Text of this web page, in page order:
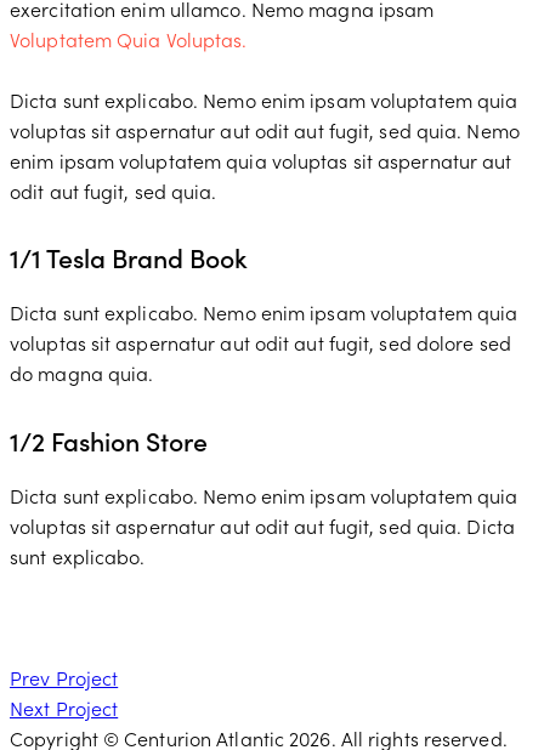
exercitation enim ullamco. Nemo magna ipsam
Voluptatem Quia Voluptas.
Dicta sunt explicabo. Nemo enim ipsam voluptatem quia
voluptas sit aspernatur aut odit aut fugit, sed quia. Nemo
enim ipsam voluptatem quia voluptas sit aspernatur aut
odit aut fugit, sed quia.
1/1 Tesla Brand Book
Dicta sunt explicabo. Nemo enim ipsam voluptatem quia
voluptas sit aspernatur aut odit aut fugit, sed dolore sed
do magna quia.
1/2 Fashion Store
Dicta sunt explicabo. Nemo enim ipsam voluptatem quia
voluptas sit aspernatur aut odit aut fugit, sed quia. Dicta
sunt explicabo.
Post
Prev Project
Next Project
Copyright © Centurion Atlantic 2026. All rights reserved.